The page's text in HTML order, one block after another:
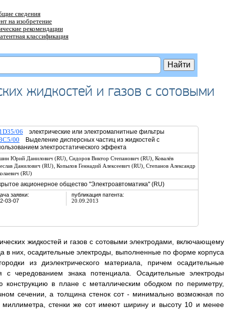
сведения
на изобретение
рекомендации
классификация
жидкостей и газов с сотовыми
06 электрические или электромагнитные фильтры
00 Выделение дисперсных частиц из жидкостей с
электростатического эффекта
Юрий Данилович (RU), Сидоров Виктор Степанович (RU), Ковалёв
Данилович (RU), Копылов Геннадий Алексеевич (RU), Степанов Александр
(RU)
акционерное общество "Электроавтоматика" (RU)
заявки:
03-07
публикация патента:
20.09.2013
жидкостей и газов с сотовыми электродами, включающему
в них, осадительные электроды, выполненные по форме корпуса
из диэлектрического материала, причем осадительные
с чередованием знака потенциала. Осадительные электроды
в плане с металлическим ободком по периметру,
сечении, а толщина стенок сот - минимально возможная по
миллиметра, стенки же сот имеют ширину и высоту 10 и менее